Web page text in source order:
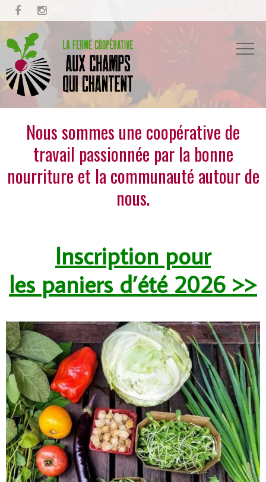
 
Nous sommes une coopérative de
travail passionnée par la bonne
nourriture et la communauté autour de
nous.
Inscription pour
les paniers d’été 2026 >>